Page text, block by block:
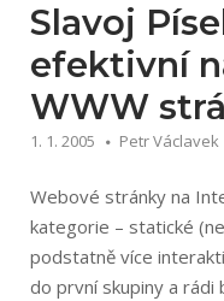
aplikace“
Slavoj
efektivní
WWW
1. 1. 2005 Petr Václavek
Webové stránky na
kategorie – statické
podstatně více
do první skupiny a